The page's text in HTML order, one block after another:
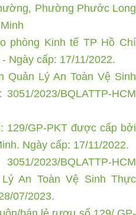
Phường Phước Long
phòng Kinh tế TP Hồ Chí
Ngày cấp: 17/11/2022.
Quản Lý An Toàn Vệ Sinh
2023/BQLATTP-HCM
129/GP-PKT được cấp bởi
Ngày cấp: 17/11/2022.
2023/BQLATTP-HCM
An Toàn Vệ Sinh Thực
07/2023.